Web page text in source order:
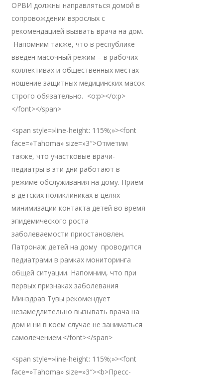
ОРВИ должны направляться домой в
сопровождении взрослых с
рекомендацией вызвать врача на дом.
Напомним также, что в республике
введен масочный режим – в рабочих
коллективах и общественных местах
ношение защитных медицинских масок
строго обязательно. <o:p></o:p>
</font></span>
<span style=»line-height: 115%;»><font
face=»Tahoma» size=»3″>Отметим
также, что участковые врачи-
педиатры в эти дни работают в
режиме обслуживания на дому. Прием
в детских поликлиниках в целях
минимизации контакта детей во время
эпидемического роста
заболеваемости приостановлен.
Патронаж детей на дому проводится
педиатрами в рамках мониторинга
общей ситуации. Напомним, что при
первых признаках заболевания
Минздрав Тувы рекомендует
незамедлительно вызывать врача на
дом и ни в коем случае не заниматься
самолечением.</font></span>
<span style=»line-height: 115%;»><font
face=»Tahoma» size=»3″><b>Пресс-